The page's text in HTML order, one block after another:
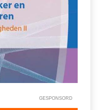
GESPONSORD